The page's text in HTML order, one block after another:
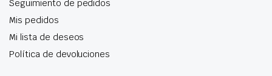
Seguimiento de pedidos
Mis pedidos
Mi lista de deseos
Política de devoluciones